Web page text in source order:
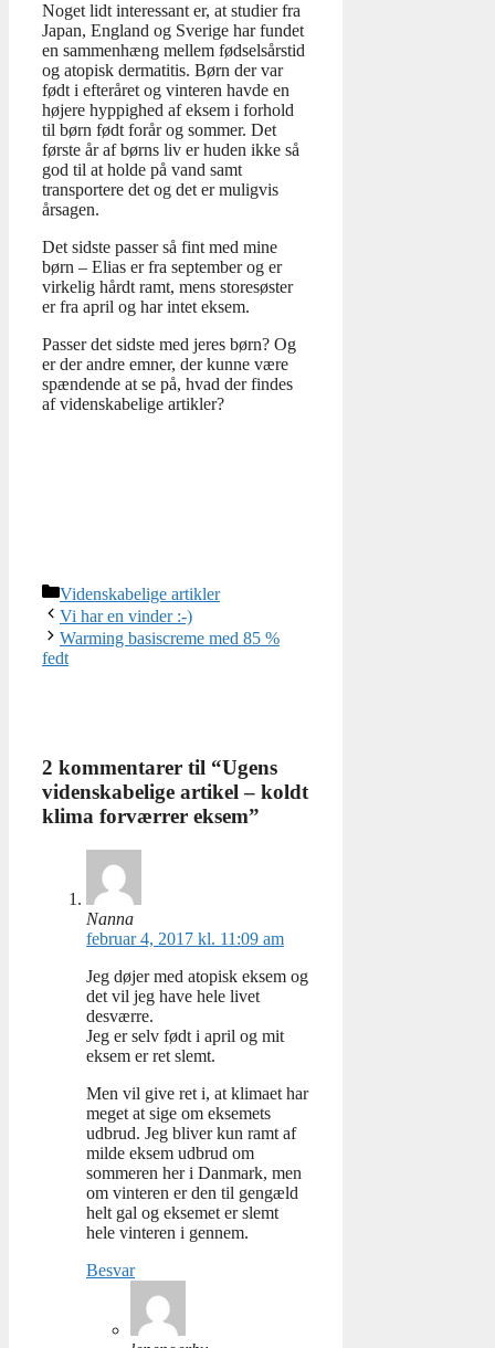
Noget lidt interessant er, at studier fra
Japan, England og Sverige har fundet
en sammenhæng mellem fødselsårstid
og atopisk dermatitis. Børn der var
født i efteråret og vinteren havde en
højere hyppighed af eksem i forhold
til børn født forår og sommer. Det
første år af børns liv er huden ikke så
god til at holde på vand samt
transportere det og det er muligvis
årsagen.
Det sidste passer så fint med mine
børn – Elias er fra september og er
virkelig hårdt ramt, mens storesøster
er fra april og har intet eksem.
Passer det sidste med jeres børn? Og
er der andre emner, der kunne være
spændende at se på, hvad der findes
af videnskabelige artikler?
Kategorier
Videnskabelige artikler
Vi har en vinder :-)
Warming basiscreme med 85 %
fedt
2 kommentarer til “Ugens
videnskabelige artikel – koldt
klima forværrer eksem”
Nanna
februar 4, 2017 kl. 11:09 am
Jeg døjer med atopisk eksem og
det vil jeg have hele livet
desværre.
Jeg er selv født i april og mit
eksem er ret slemt.
Men vil give ret i, at klimaet har
meget at sige om eksemets
udbrud. Jeg bliver kun ramt af
milde eksem udbrud om
sommeren her i Danmark, men
om vinteren er den til gengæld
helt gal og eksemet er slemt
hele vinteren i gennem.
Besvar